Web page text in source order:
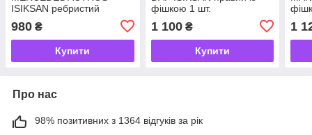
ISIKSAN ребристий
980 ₴
Купити
фішкою 1 шт.
1 100₴
Купити
1
Про нас
98% позитивних з 1364 відгуків за рік